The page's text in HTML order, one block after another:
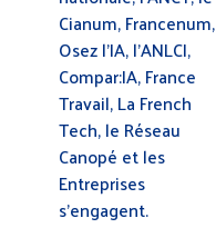
Cianum, Francenum,
Osez l’IA, l’ANLCI,
Compar:IA, France
Travail, La French
Tech, le Réseau
Canopé et les
Entreprises
s’engagent.